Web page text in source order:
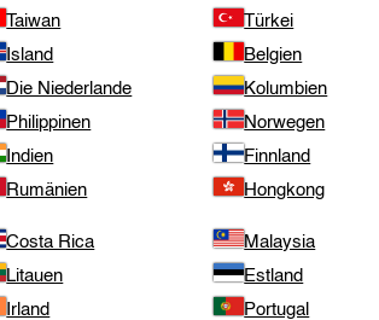
Taiwan Türkei
Island Belgien
Die Niederlande Kolumbien
Philippinen Norwegen
Indien Finnland
Rumänien Hongkong
Costa Rica Malaysia
Litauen Estland
Irland Portugal